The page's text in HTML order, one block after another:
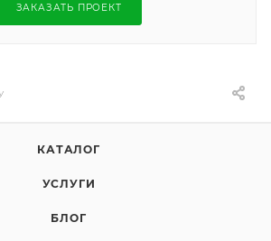
ЗАКАЗАТЬ ПРОЕКТ
КАТАЛОГ
УСЛУГИ
БЛОГ